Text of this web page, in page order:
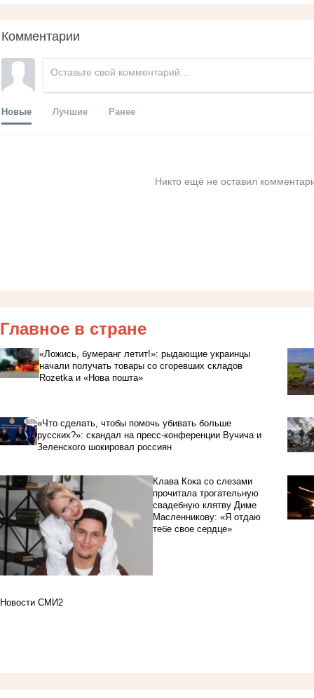
Комментарии
Новые Лучшие Ранее
Никто ещё не оставил
Главное в стране
«Ложись, бумеранг летит!»: рыдающие украинцы
начали получать товары со сгоревших складов
Rozetka и «Нова пошта»
«Что сделать, чтобы помочь убивать больше
русских?»: скандал на пресс-конференции Вучича и
Зеленского шокировал россиян
Клава Кока со слезами
прочитала трогательную
свадебную клятву Диме
Масленникову: «Я отдаю
тебе свое сердце»
Новости СМИ2